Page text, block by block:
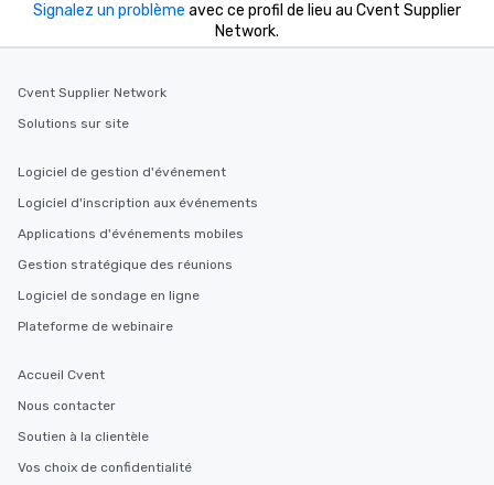
Signalez un problème avec ce profil de lieu au Cvent Supplier
Network.
Cvent Supplier Network
Solutions sur site
Logiciel de gestion d'événement
Logiciel d'inscription aux événements
Applications d'événements mobiles
Gestion stratégique des réunions
Logiciel de sondage en ligne
Plateforme de webinaire
Accueil Cvent
Nous contacter
Soutien à la clientèle
Vos choix de confidentialité